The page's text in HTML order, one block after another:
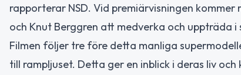
rapporterar NSD. Vid premiärvisningen kommer
och Knut Berggren att medverka och uppträda
Filmen följer tre före detta manliga
till rampljuset. Detta ger en inblick i deras liv